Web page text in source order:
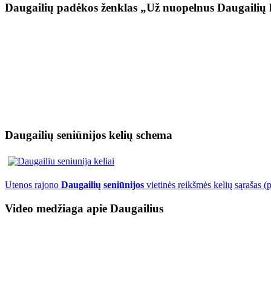
Daugailių padėkos ženklas „Už nuopelnus
Daugailių seniūnijos kelių schema
Utenos rajono Daugailių seniūnijos vietinės reikšmės kelių sąrašas
Video medžiaga apie Daugailius